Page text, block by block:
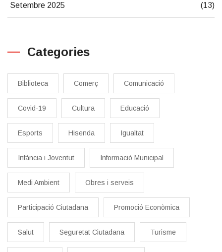
Setembre 2025 (13)
Categories
Biblioteca Comerç Comunicació
Covid-19 Cultura Educació
Esports Hisenda Igualtat
Infància i Joventut Informació Municipal
Medi Ambient Obres i serveis
Participació Ciutadana Promoció Econòmica
Salut Seguretat Ciutadana Turisme